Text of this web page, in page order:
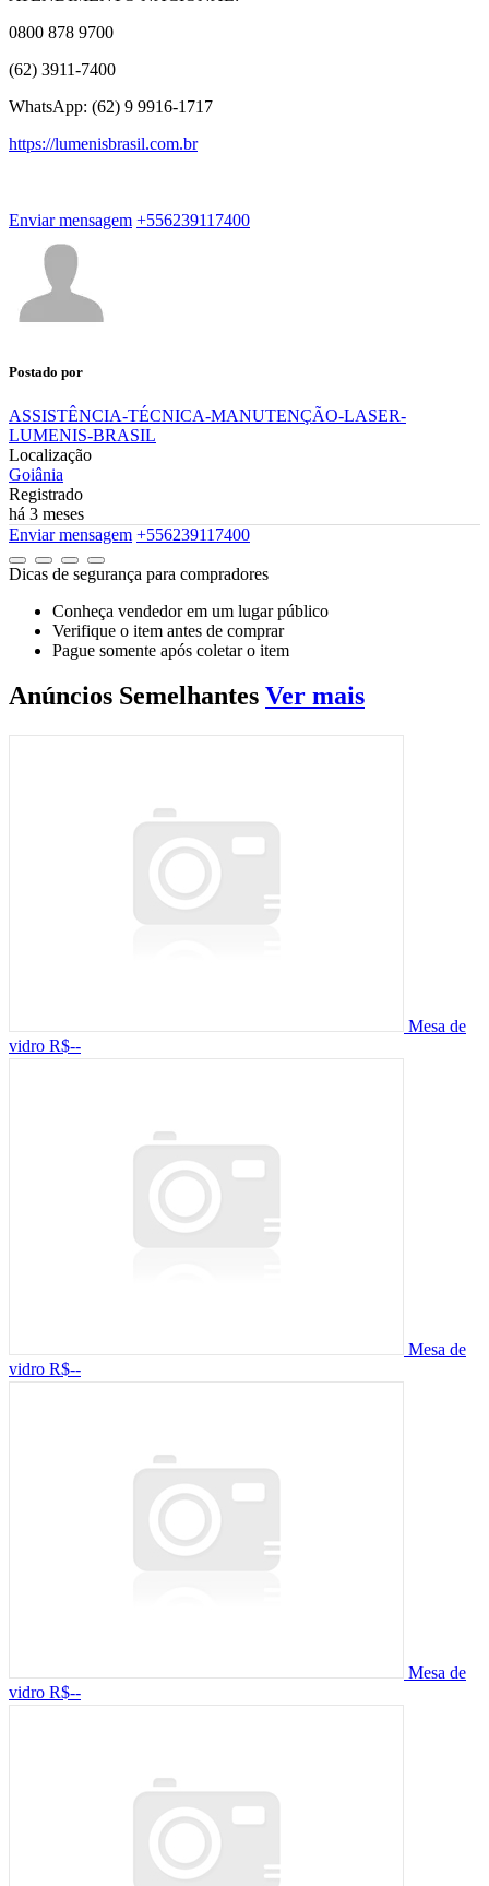
0800 878 9700
(62) 3911-7400
WhatsApp: (62) 9 9916-1717
https://lumenisbrasil.com.br
Enviar mensagem +556239117400
Postado por
ASSISTÊNCIA-TÉCNICA-MANUTENÇÃO-LASER-
LUMENIS-BRASIL
Localização
Goiânia
Registrado
há 3 meses
Enviar mensagem +556239117400
Dicas de segurança para compradores
Conheça vendedor em um lugar público
Verifique o item antes de comprar
Pague somente após coletar o item
Anúncios Semelhantes Ver mais
Mesa de
vidro R$--
Mesa de
vidro R$--
Mesa de
vidro R$--